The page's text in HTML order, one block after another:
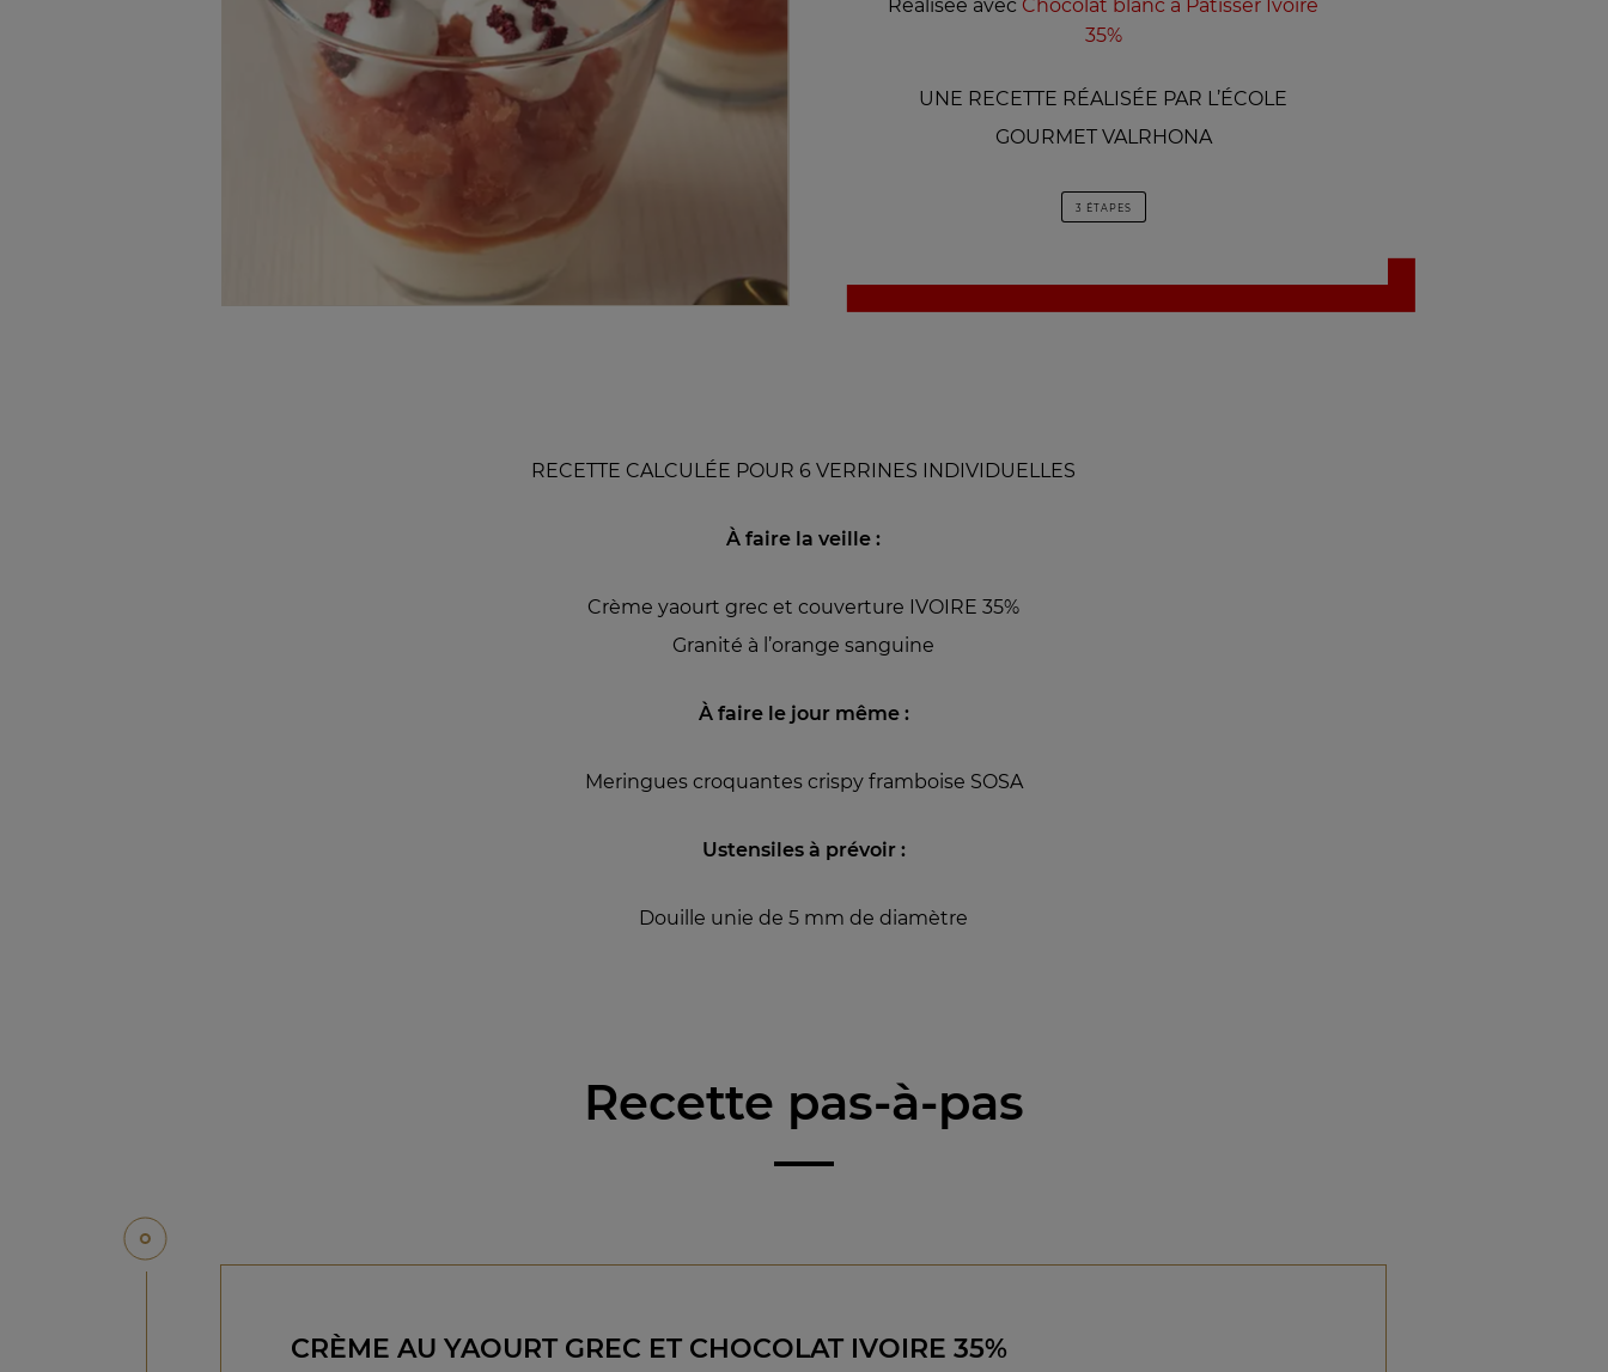
Réalisée avec Chocolat blanc à Pâtisser Ivoire
35%
UNE RECETTE RÉALISÉE PAR L’ÉCOLE
GOURMET VALRHONA
3 ÉTAPES
RECETTE CALCULÉE POUR 6 VERRINES INDIVIDUELLES
À faire la veille :
Crème yaourt grec et couverture IVOIRE 35%
Granité à l’orange sanguine
À faire le jour même :
Meringues croquantes crispy framboise SOSA
Ustensiles à prévoir :
Douille unie de 5 mm de diamètre
Recette pas-à-pas
CRÈME AU YAOURT GREC ET CHOCOLAT IVOIRE 35%